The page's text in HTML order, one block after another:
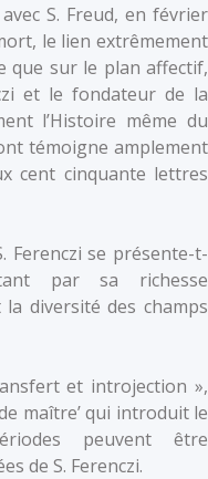
S. Freud, en février
le lien extrêmement
que sur le plan affectif,
et le fondateur de la
l’Histoire même du
témoigne amplement
cent cinquante lettres
Ferenczi se présente-t-
par sa richesse
diversité des champs
et introjection »,
maître’ qui introduit le
peuvent être
de S. Ferenczi.